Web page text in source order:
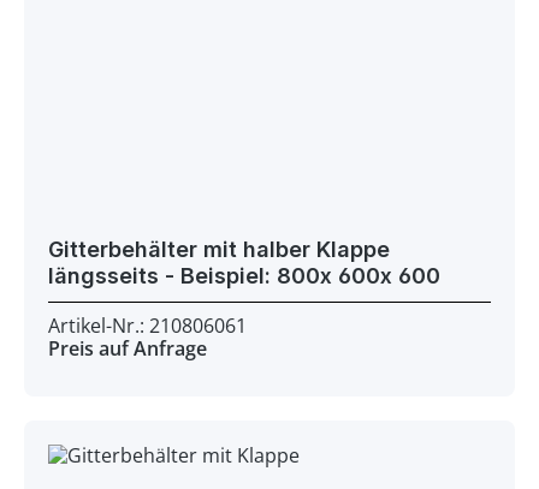
Gitterbehälter mit halber Klappe
längsseits - Beispiel: 800x 600x 600
Artikel-Nr.: 210806061
Preis auf Anfrage